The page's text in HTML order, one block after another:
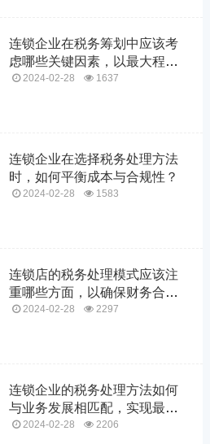
连锁企业在税务筹划中应该考
虑哪些关键因素，以最大程度
减少税负？
2024-02-28 1637
连锁企业在选择税务处理方法
时，如何平衡成本与合规性？
2024-02-28 1583
连锁店的税务处理模式应该注
重哪些方面，以确保财务合规
性和效率性？
2024-02-28 2297
连锁企业的税务处理方法如何
与业务发展相匹配，实现最优
税务筹划？
2024-02-28 2206